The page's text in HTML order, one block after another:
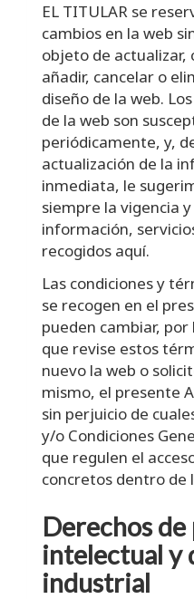
EL TITULAR se
cambios en la web
objeto de actualizar,
añadir, cancelar o
diseño de la web.
de la web son
periódicamente, y,
actualización de la
inmediata, le
siempre la vigencia
información,
recogidos aquí.
Las condiciones y
se recogen en el
pueden cambiar,
que revise estos
nuevo la web o
mismo, el presente
sin perjuicio de
y/o Condiciones
que regulen el
concretos dentro de
Derechos
intelectual y
industrial